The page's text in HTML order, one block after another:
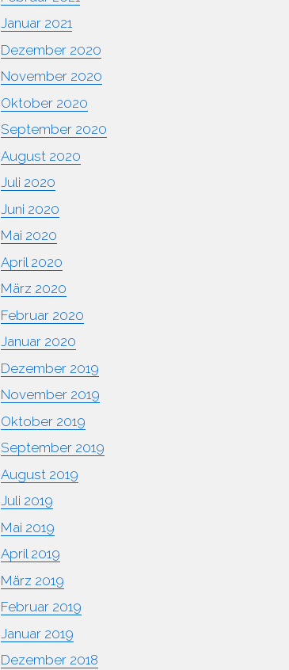
Januar 2021
Dezember 2020
November 2020
Oktober 2020
September 2020
August 2020
Juli 2020
Juni 2020
Mai 2020
April 2020
März 2020
Februar 2020
Januar 2020
Dezember 2019
November 2019
Oktober 2019
September 2019
August 2019
Juli 2019
Mai 2019
April 2019
März 2019
Februar 2019
Januar 2019
Dezember 2018